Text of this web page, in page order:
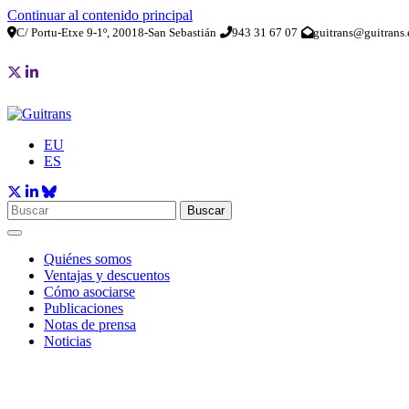
Continuar al contenido principal
C/ Portu-Etxe 9-1º, 20018-San Sebastián 943 31 67 07
EU
ES
Buscar
Quiénes somos
Ventajas y descuentos
Cómo asociarse
Publicaciones
Notas de prensa
Noticias